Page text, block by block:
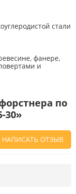
стали
фанере,
и
по
30»
НАПИСАТЬ ОТЗЫВ